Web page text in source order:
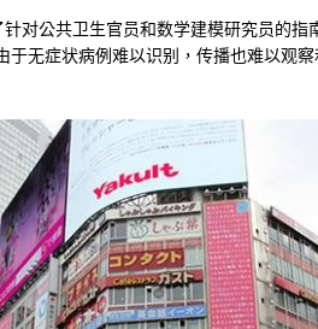
对公共卫生官员和数学建模研究员的指
于无症状病例难以识别，传播也难以观